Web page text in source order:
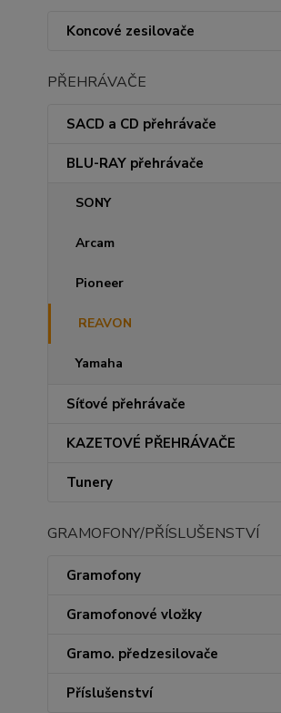
Koncové zesilovače
PŘEHRÁVAČE
SACD a CD přehrávače
BLU-RAY přehrávače
SONY
Arcam
Pioneer
REAVON
Yamaha
Síťové přehrávače
KAZETOVÉ PŘEHRÁVAČE
Tunery
GRAMOFONY/PŘÍSLUŠENSTVÍ
Gramofony
Gramofonové vložky
Gramo. předzesilovače
Příslušenství